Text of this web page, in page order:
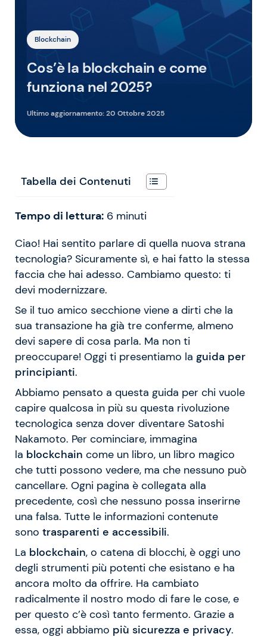
Blockchain
Cos’è la blockchain e come
funziona nel 2025?
Ultimo aggiornamento:20 Ottobre 2025
Tabella dei Contenuti
Tempo di lettura: 6 minuti
Ciao! Hai sentito parlare di quella nuova strana
tecnologia? Sicuramente sì, e hai fatto la stessa
faccia che hai adesso. Cambiamo questo: ti
devi modernizzare.
Se il tuo amico secchione viene a dirti che la
sua transazione ha già tre conferme, almeno
devi sapere di cosa parla. Ma non ti
preoccupare! Oggi ti presentiamo la guida per
principianti.
Abbiamo pensato a questa guida per chi vuole
capire qualcosa in più su questa rivoluzione
tecnologica senza dover diventare Satoshi
Nakamoto. Per cominciare, immagina
la blockchain come un libro, un libro magico
che tutti possono vedere, ma che nessuno può
cancellare. Ogni pagina è collegata alla
precedente, così che nessuno possa inserirne
una falsa. Tutte le informazioni contenute
sono trasparenti e accessibili.
La blockchain, o catena di blocchi, è oggi uno
degli strumenti più potenti che esistano e ha
ancora molto da offrire. Ha cambiato
radicalmente il nostro modo di fare le cose, e
per questo c’è così tanto fermento. Grazie a
essa, oggi abbiamo più sicurezza e privacy.